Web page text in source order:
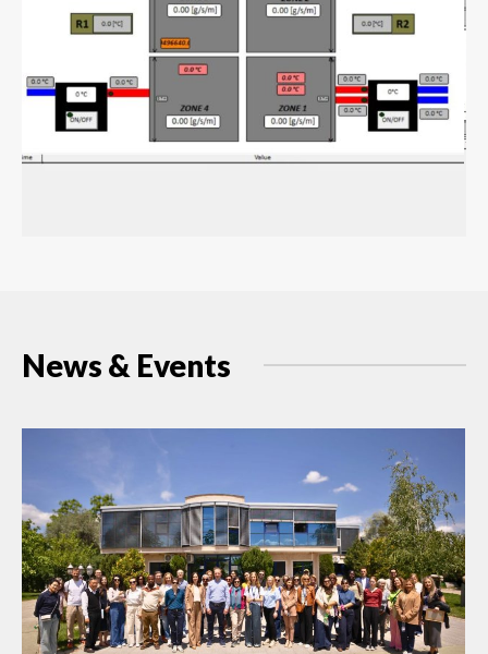
News & Events